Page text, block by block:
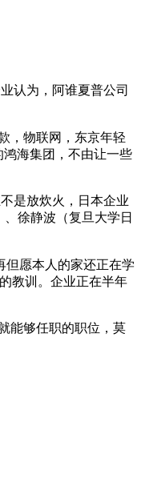
认为，阿谁夏普公司
，物联网，东京年轻
鸿海集团，不由让一些
是放炊火，日本企业
徐静波（复旦大学日
但愿本人的家还正在学
教训。企业正在半年
能够任职的职位，莫